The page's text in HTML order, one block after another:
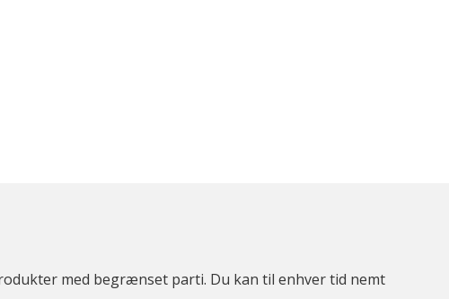
med begrænset parti. Du kan til enhver tid nemt